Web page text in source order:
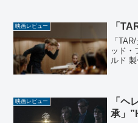
Ｈ・
ーンバ
映画レビュー 「
「
ッド・
ルド
ケリ
映画レビュー
「ヘ
承」